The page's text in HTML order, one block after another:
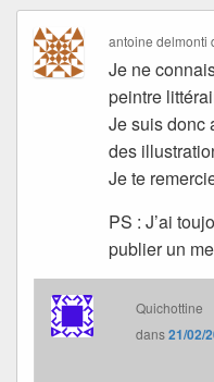
antoine delmonti
Je ne
peintre
Je suis donc
des
Je te
PS : J’ai
publier un
Quichottine
dans21/02/